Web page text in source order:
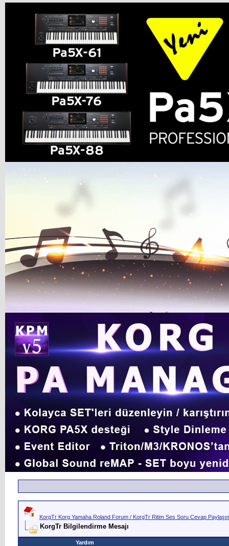
KorgTr Korg Yamaha Roland Forum / KorgTr Ritim Ses Soru Cevap
KorgTr Bilgilendirme Mesajı
Yardım